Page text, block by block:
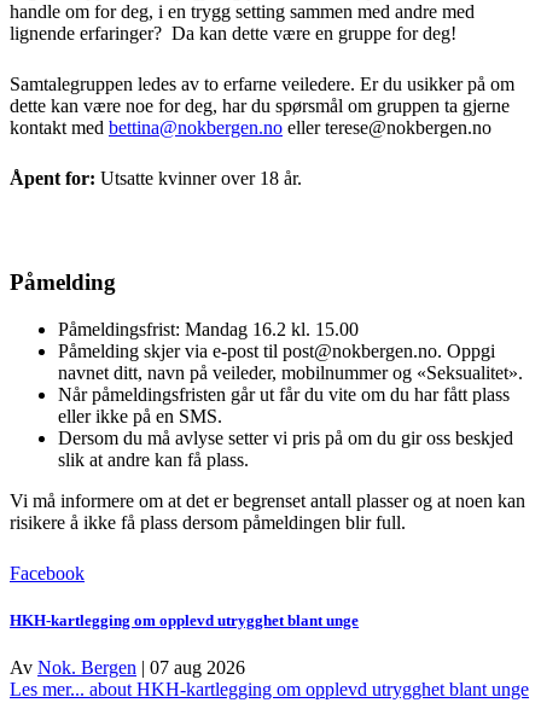
handle om for deg, i en trygg setting sammen med andre med
lignende erfaringer? Da kan dette være en gruppe for deg!
Samtalegruppen ledes av to erfarne veiledere. Er du usikker på om
dette kan være noe for deg, har du spørsmål om gruppen ta gjerne
kontakt med bettina@nokbergen.no eller terese@nokbergen.no
Åpent for: Utsatte kvinner over 18 år.
Påmelding
Påmeldingsfrist: Mandag 16.2 kl. 15.00
Påmelding skjer via e-post til post@nokbergen.no. Oppgi
navnet ditt, navn på veileder, mobilnummer og «Seksualitet».
Når påmeldingsfristen går ut får du vite om du har fått plass
eller ikke på en SMS.
Dersom du må avlyse setter vi pris på om du gir oss beskjed
slik at andre kan få plass.
Vi må informere om at det er begrenset antall plasser og at noen kan
risikere å ikke få plass dersom påmeldingen blir full.
Facebook
HKH-kartlegging om opplevd utrygghet blant unge
Av Nok. Bergen | 07 aug 2026
Les mer... about HKH-kartlegging om opplevd utrygghet blant unge